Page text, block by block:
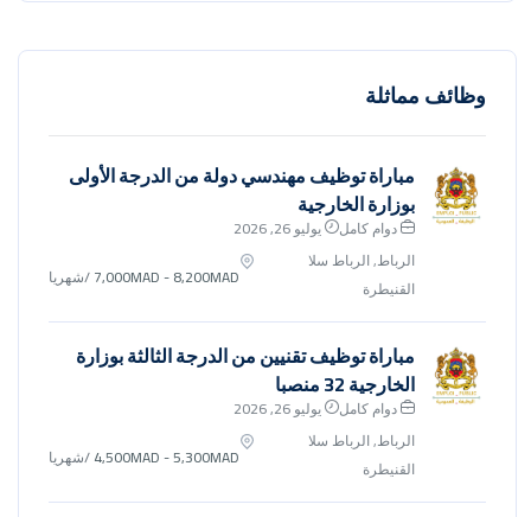
وظائف مماثلة
مباراة توظيف مهندسي دولة من الدرجة الأولى
بوزارة الخارجية
دوام كامل
يوليو 26, 2026
الرباط, الرباط سلا
القنيطرة
7,000MAD - 8,200MAD/شهريا
مباراة توظيف تقنيين من الدرجة الثالثة بوزارة
الخارجية 32 منصبا
دوام كامل
يوليو 26, 2026
الرباط, الرباط سلا
القنيطرة
4,500MAD - 5,300MAD/شهريا